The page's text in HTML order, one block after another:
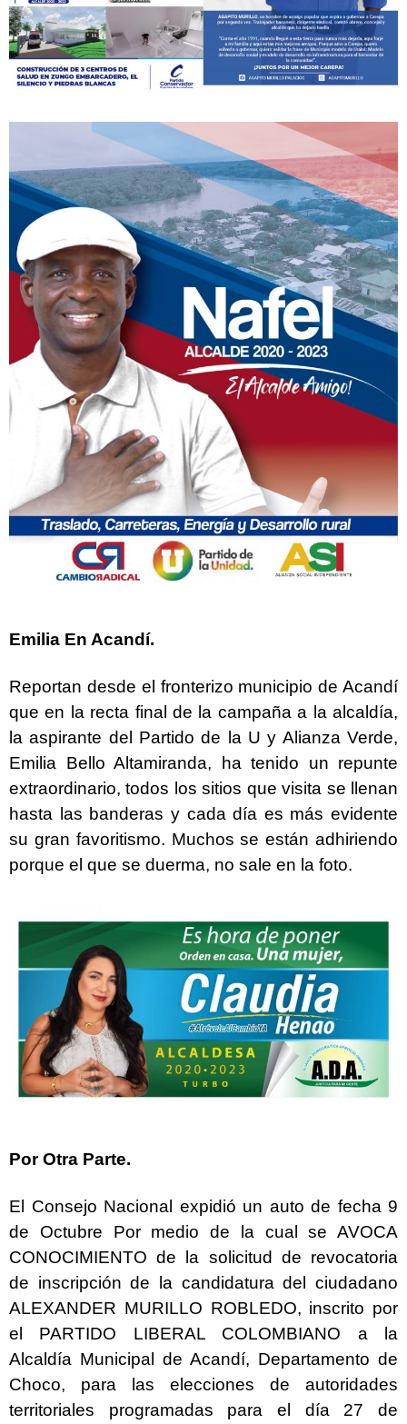
Emilia En Acandí.
Reportan desde el fronterizo municipio de Acandí
que en la recta final de la campaña a la alcaldía,
la aspirante del Partido de la U y Alianza Verde,
Emilia Bello Altamiranda, ha tenido un repunte
extraordinario, todos los sitios que visita se llenan
hasta las banderas y cada día es más evidente
su gran favoritismo. Muchos se están adhiriendo
porque el que se duerma, no sale en la foto.
Por Otra Parte.
El Consejo Nacional expidió un auto de fecha 9
de Octubre Por medio de la cual se AVOCA
CONOCIMIENTO de la solicitud de revocatoria
de inscripción de la candidatura del ciudadano
ALEXANDER MURILLO ROBLEDO, inscrito por
el PARTIDO LIBERAL COLOMBIANO a la
Alcaldía Municipal de Acandí, Departamento de
Choco, para las elecciones de autoridades
territoriales programadas para el día 27 de